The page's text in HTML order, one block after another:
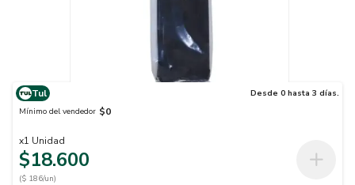
Tul
Desde 0 hasta 3 días.
Mínimo del vendedor $0
x1 Unidad
$18.600
($ 186/un)